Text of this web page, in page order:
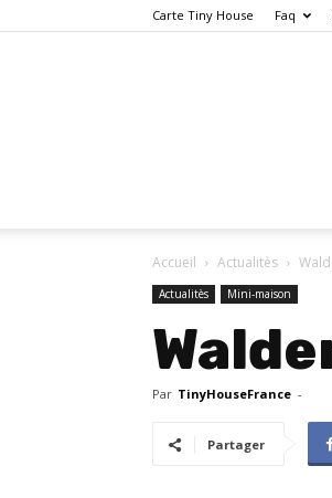
Carte Tiny House Faq
Accueil Actualitès
Actualitès Mini-maison
Par TinyHouseFrance -
Partager